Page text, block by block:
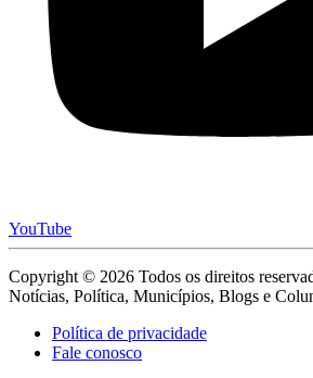
YouTube
Copyright © 2026 Todos os direitos
Notícias, Política, Municípios, Blogs e
Política de privacidade
Fale conosco